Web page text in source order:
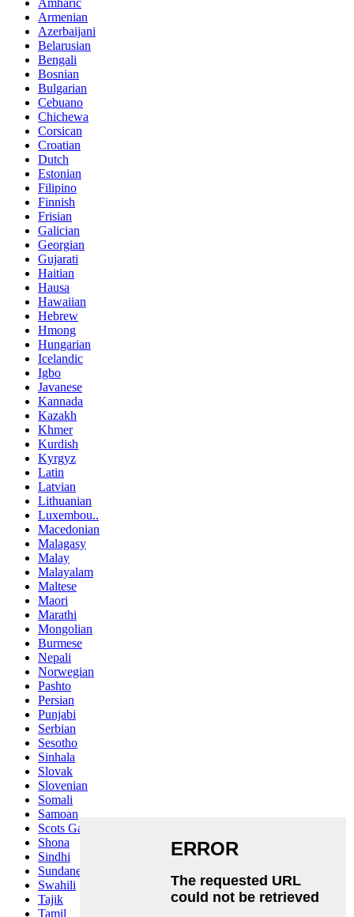
Armenian
Azerbaijani
Belarusian
Bengali
Bosnian
Bulgarian
Cebuano
Chichewa
Corsican
Croatian
Dutch
Estonian
Filipino
Finnish
Frisian
Galician
Georgian
Gujarati
Haitian
Hausa
Hawaiian
Hebrew
Hmong
Hungarian
Icelandic
Igbo
Javanese
Kannada
Kazakh
Khmer
Kurdish
Kyrgyz
Latin
Latvian
Lithuanian
Luxembou..
Macedonian
Malagasy
Malay
Malayalam
Maltese
Maori
Marathi
Mongolian
Burmese
Nepali
Norwegian
Pashto
Persian
Punjabi
Serbian
Sesotho
Sinhala
Slovak
Slovenian
Somali
Samoan
Scots Gaelic
Shona
Sindhi
Sundanese
Swahili
Tajik
Tamil